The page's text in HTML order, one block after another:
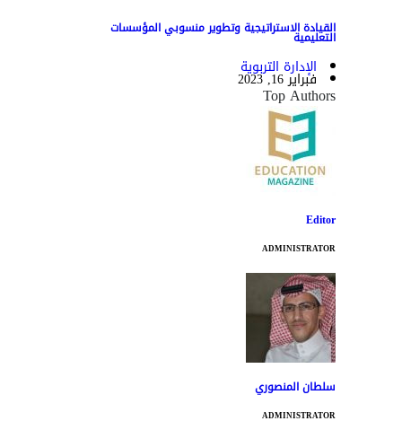
القيادة الاستراتيجية وتطوير منسوبي المؤسسات
التعليمية
الإدارة التربوية
فبراير 16, 2023
Top Authors
Editor
ADMINISTRATOR
سلطان المنصوري
ADMINISTRATOR